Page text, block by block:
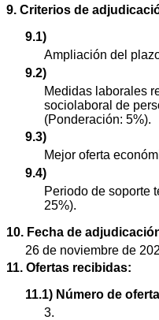
9. Criterios de
9.1)
Ampliación del
9.2)
Medidas laborales
sociolaboral de
(Ponderación: 5%).
9.3)
Mejor oferta
9.4)
Periodo de soporte
25%).
10. Fecha de
26 de noviembre de
11. Ofertas recibidas:
11.1) Número de
3.